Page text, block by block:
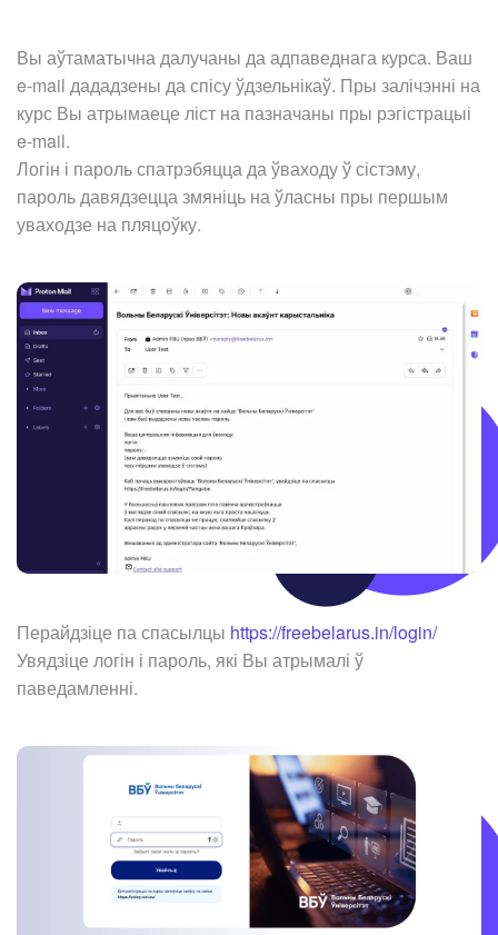
Вы аўтаматычна далучаны да адпаведнага курса. Ваш
e-mail дададзены да спісу ўдзельнікаў. Пры залічэнні на
курс Вы атрымаеце ліст на пазначаны пры рэгістрацыі
e-mail.
Логін і пароль спатрэбяцца да ўваходу ў сістэму,
пароль давядзецца змяніць на ўласны пры першым
уваходзе на пляцоўку.
Перайдзіце па спасылцы https://freebelarus.in/login/
Увядзіце логін і пароль, які Вы атрымалі ў
паведамленні.